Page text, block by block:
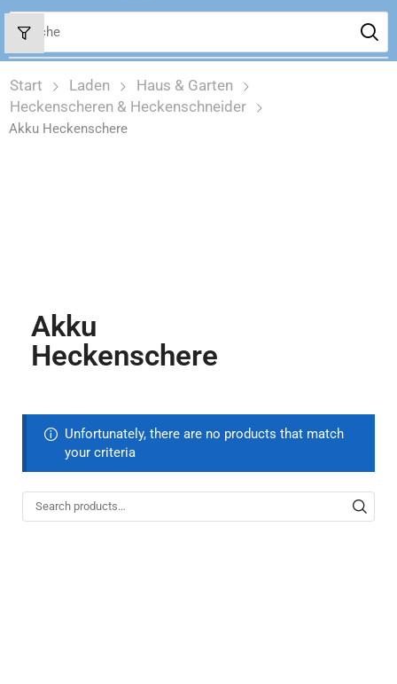
Start Laden
Haus & Garten
Heckenscheren & Heckenschneider
Akku Heckenschere
Akku
Heckenschere
Unfortunately, there are no products that match
your criteria